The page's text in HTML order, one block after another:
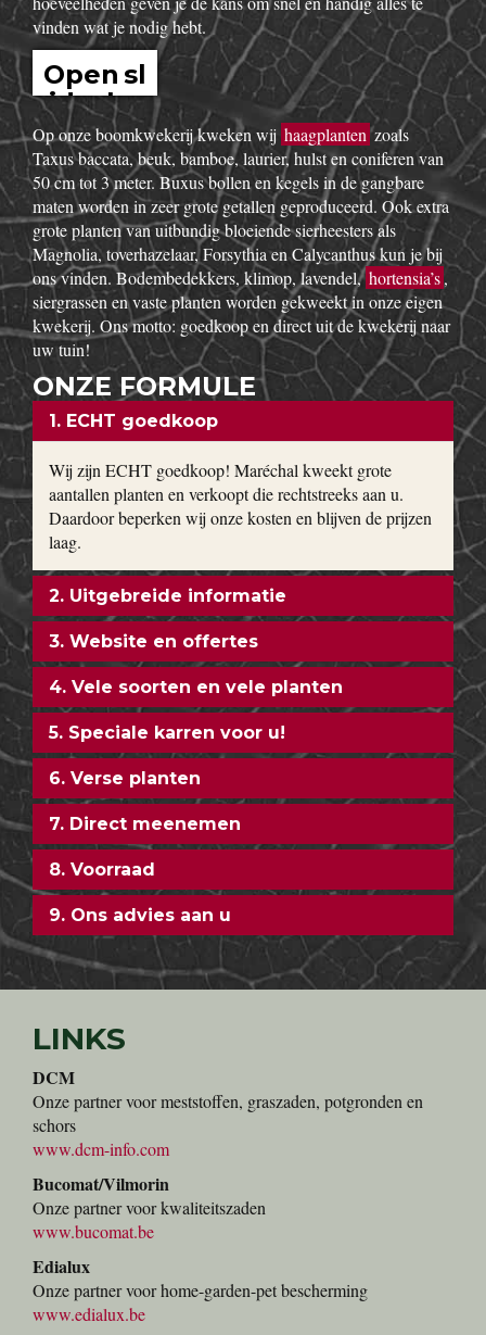
vinden wat je nodig hebt.
Open sl
idesho
w
Op onze boomkwekerij kweken wij haagplantenzoals
Taxus baccata, beuk, bamboe, laurier, hulst en coniferen van
50 cm tot 3 meter. Buxus bollen en kegels in de gangbare
maten worden in zeer grote getallen geproduceerd. Ook extra
grote planten van uitbundig bloeiende sierheesters als
Magnolia, toverhazelaar, Forsythia en Calycanthus kun je bij
ons vinden. Bodembedekkers, klimop, lavendel,hortensia’s,
siergrassen en vaste planten worden gekweekt in onze eigen
kwekerij. Ons motto: goedkoop en direct uit de kwekerij naar
uw tuin!
ONZE FORMULE
1. ECHT goedkoop
Wij zijn ECHT goedkoop! Maréchal kweekt grote
aantallen planten en verkoopt die rechtstreeks aan u.
Daardoor beperken wij onze kosten en blijven de prijzen
laag.
2. Uitgebreide informatie
3. Website en offertes
4. Vele soorten en vele planten
5. Speciale karren voor u!
6. Verse planten
7. Direct meenemen
8. Voorraad
9. Ons advies aan u
LINKS
DCM
Onze partner voor meststoffen, graszaden, potgronden en
schors
www.dcm-info.com
Bucomat/Vilmorin
Onze partner voor kwaliteitszaden
www.bucomat.be
Edialux
Onze partner voor home-garden-pet bescherming
www.edialux.be